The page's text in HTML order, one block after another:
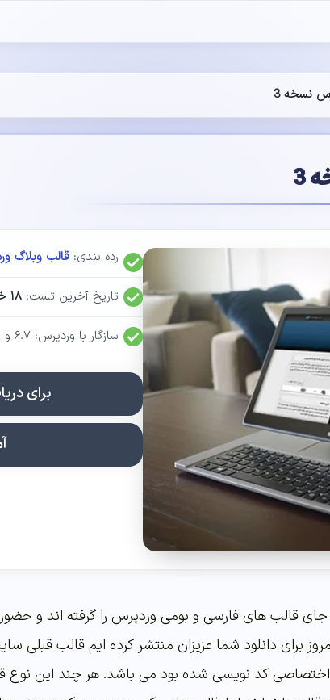
نسخه 3
3
رده بندی:قالب وبلاگ
تاریخ آخرین تست:۱۸ خرداد ۱۴۰۴
سازگار با وردپرس: ۶.۷ و بالاتر
برای
قالب های فارسی و بومی وردپرس را گرفته اند و
کد نویسی شده بود می باشد. هر چند این نوع